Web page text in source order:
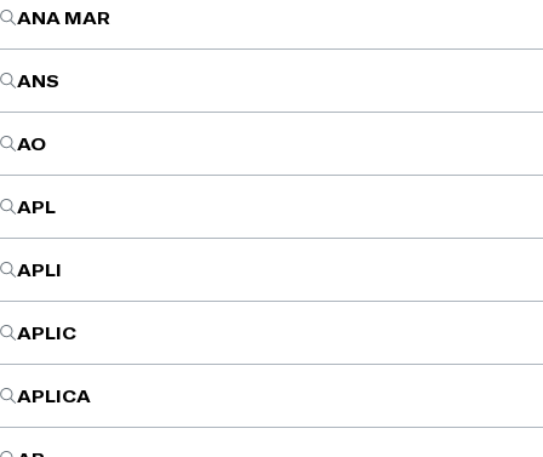
ANA MAR
ANS
AO
APL
APLI
APLIC
APLICA